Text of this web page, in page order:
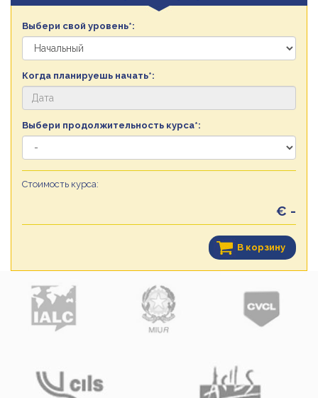
Выбери свой уровень*:
Когда планируешь начать*:
Выбери продолжительность курса*:
Стоимость курса:
€ -
В корзину